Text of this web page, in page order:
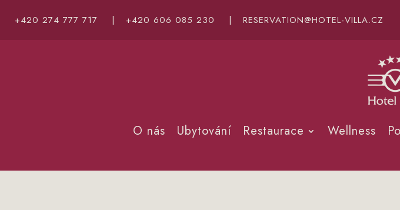
+420 274 777 717 | +420 606 085 230 | RESERVATION@HOTEL-VILLA.CZ
O nás Ubytování Restaurace Wellness